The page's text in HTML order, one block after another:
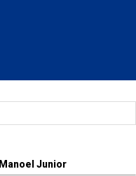
Manoel Junior